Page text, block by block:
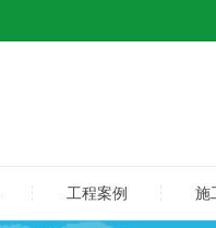
工程案例 施